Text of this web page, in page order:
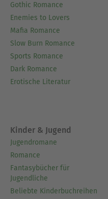
Gothic Romance
Enemies to Lovers
Mafia Romance
Slow Burn Romance
Sports Romance
Dark Romance
Erotische Literatur
Kinder & Jugend
Jugendromane
Romance
Fantasybücher für
Jugendliche
Beliebte Kinderbuchreihen